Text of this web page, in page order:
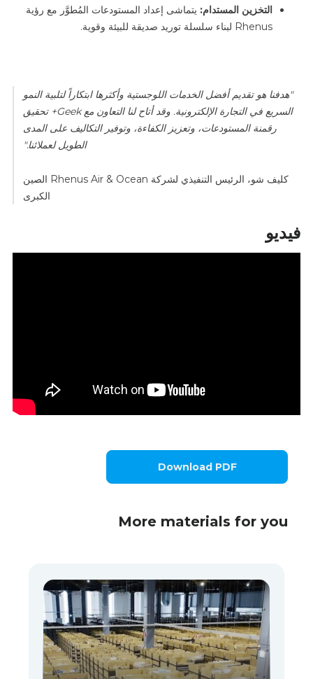
التخزين المستدام: يتماشى إعداد المستودعات المُطوَّر مع رؤية
Rhenus لبناء سلسلة توريد صديقة للبيئة وقوية.
"هدفنا هو تقديم أفضل الخدمات اللوجستية وأكثرها ابتكاراً لتلبية النمو
السريع في التجارة الإلكترونية. وقد أتاح لنا التعاون مع Geek+ تحقيق
رقمنة المستودعات، وتعزيز الكفاءة، وتوفير التكاليف على المدى
الطويل لعملائنا."
كليف شو، الرئيس التنفيذي لشركة Rhenus Air & Ocean الصين
الكبرى
فيديو
Download PDF
More materials for you